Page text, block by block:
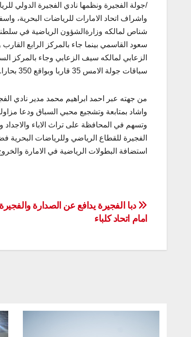
/جولة الفجيرة ونظمها نادي الفجيرة
واشراف اتحاد الامارات للرياضات البحرية،
الزعابي لمالكه سيف الزعابي وجاء
سباقات جولة الامس 35 قاربا وبواقع 350 بحارا.
من جهته عبر احمد ابراهيم محمد مدير نادي
واشاد بمتابعة وتشجيع محبي السباق ودعا
وتسهم في المحافظة على تراث الاباء
الفجيرة للقطاع الرياضي وللرياضات
استضافة البطولات الرياضية في الامارة
تصفّح
المقالات
دبا الفجيرة يدافع عن الصدارة
امام اتحاد كلباء